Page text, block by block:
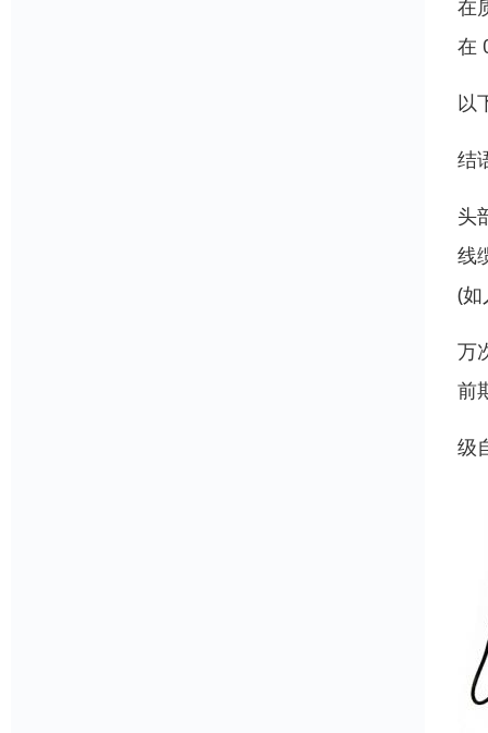
在
在
以
结
头
线
(
万
前
级